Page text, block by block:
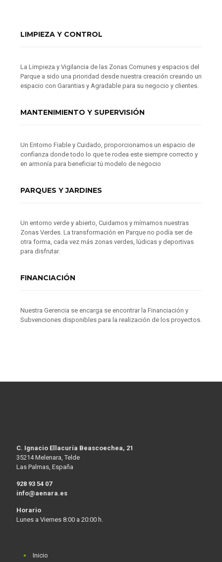
LIMPIEZA Y CONTROL
La Limpieza y Vigilancia de las Zonas Comunes y espacios del
Parque a sido una prioridad desde nuestra creación creando un
espacio con Garantias y Agradable para su negocio y clientes.
MANTENIMIENTO Y SUPERVISIÓN
Un Entorno Fiable y Cuidado, proporcionamos un espacio de
confianza donde todo lo que te rodea este siempre correcto y
en armonía para beneficiar tú modelo de negocio
PARQUES Y JARDINES
Un entorno verde y abierto, Cuidamos y mímamos nuestras
Zonas Verdes. La transformación en Parque no podía ser de
otra forma, cada vez más zonas verdes, lúdicas y deportivas
para disfrutar.
FINANCIACIÓN
Nuestra Gerencia se encarga se encontrar la Financiación y
Subvenciones disponibles para la realización de los proyectos.
C. Ignacio Ellacuría Beascoechea, 21
35214 Melenara, Telde
Las Palmas, España
928 93 54 07
info@aenara.es
Horario
Lunes a Viernes 8:00 a 20:00 h.
Inicio